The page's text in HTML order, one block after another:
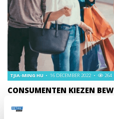
CONSUMENTEN KIEZEN
TJIA-MING HU 16 DECEMBER 2022 264
Hoewel retailers een